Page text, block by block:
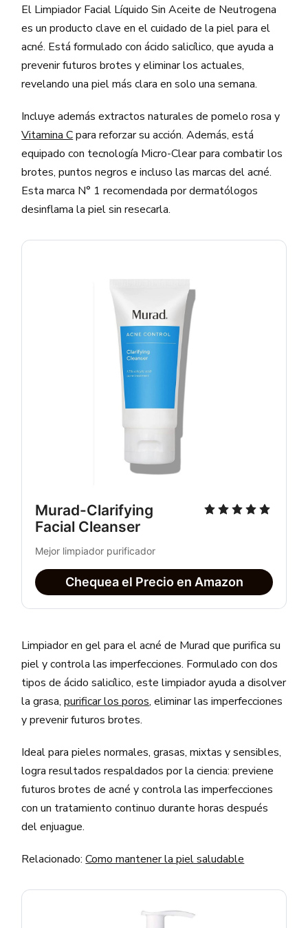
El Limpiador Facial Líquido Sin Aceite de Neutrogena
es un producto clave en el cuidado de la piel para el
acné. Está formulado con ácido salicílico, que ayuda a
prevenir futuros brotes y eliminar los actuales,
revelando una piel más clara en solo una semana.
Incluye además extractos naturales de pomelo rosa y
Vitamina Cpara reforzar su acción. Además, está
equipado con tecnología Micro-Clear para combatir los
brotes, puntos negros e incluso las marcas del acné.
Esta marca N° 1 recomendada por dermatólogos
desinflama la piel sin resecarla.
Murad-Clarifying
Facial Cleanser
Mejor limpiador purificador
Chequea el Precio en Amazon
Limpiador en gel para el acné de Murad que purifica su
piel y controla las imperfecciones. Formulado con dos
tipos de ácido salicílico, este limpiador ayuda a disolver
la grasa,purificar los poros, eliminar las imperfecciones
y prevenir futuros brotes.
Ideal para pieles normales, grasas, mixtas y sensibles,
logra resultados respaldados por la ciencia: previene
futuros brotes de acné y controla las imperfecciones
con un tratamiento continuo durante horas después
del enjuague.
Relacionado:Como mantener la piel saludable